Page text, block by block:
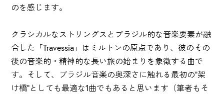
のを感じます。
クラシカルなストリングスとブラジル的な音楽要素が融
合した「Travessia」はミルトンの原点であり、彼のその
後の音楽的・精神的な長い旅の始まりを象徴する曲で
す。そして、ブラジル音楽の奥深さに触れる最初の"架
け橋"としても最適な1曲でもあると思います（筆者もそ